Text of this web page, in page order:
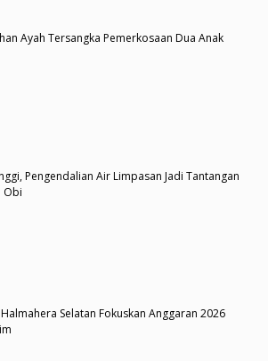
Ayah Tersangka Pemerkosaan Dua Anak
Pengendalian Air Limpasan Jadi Tantangan
Obi
Selatan Fokuskan Anggaran 2026